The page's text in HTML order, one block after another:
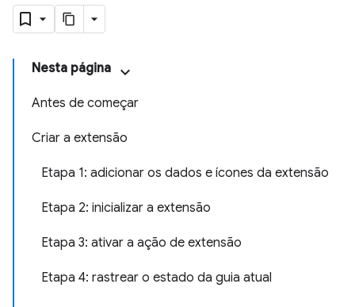
Nesta página
Antes de começar
Criar a extensão
Etapa 1: adicionar os dados e ícones da extensão
Etapa 2: inicializar a extensão
Etapa 3: ativar a ação de extensão
Etapa 4: rastrear o estado da guia atual